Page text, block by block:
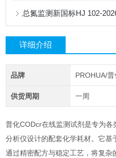
总氮监测新国标HJ 102-
详细介绍
品牌 PROHUA/普
供货周期 一周
普化CODcr在线监测试剂是专为
分析仪设计的配套化学耗材。它基
通过精密配方与稳定工艺，将复杂